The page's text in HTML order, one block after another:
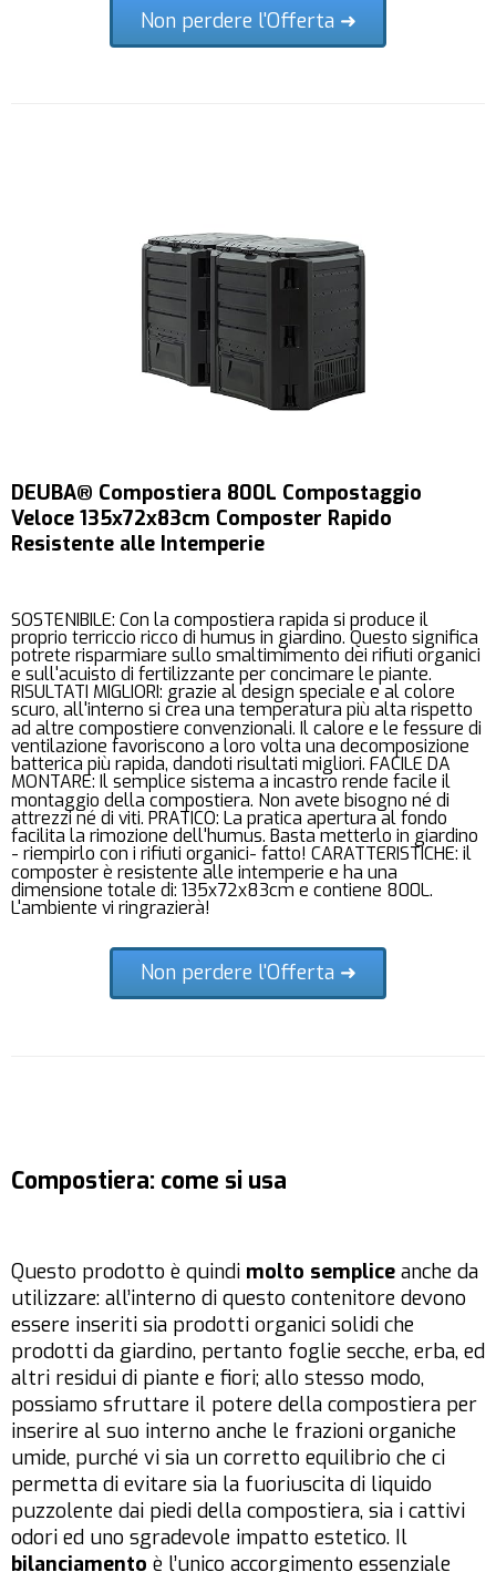
Non perdere l'Offerta ➜
DEUBA® Compostiera 800L Compostaggio
Veloce 135x72x83cm Composter Rapido
Resistente alle Intemperie
SOSTENIBILE: Con la compostiera rapida si produce il
proprio terriccio ricco di humus in giardino. Questo significa
potrete risparmiare sullo smaltimimento dei rifiuti organici
e sull'acuisto di fertilizzante per concimare le piante.
RISULTATI MIGLIORI: grazie al design speciale e al colore
scuro, all'interno si crea una temperatura più alta rispetto
ad altre compostiere convenzionali. Il calore e le fessure di
ventilazione favoriscono a loro volta una decomposizione
batterica più rapida, dandoti risultati migliori. FACILE DA
MONTARE: Il semplice sistema a incastro rende facile il
montaggio della compostiera. Non avete bisogno né di
attrezzi né di viti. PRATICO: La pratica apertura al fondo
facilita la rimozione dell'humus. Basta metterlo in giardino
- riempirlo con i rifiuti organici- fatto! CARATTERISTICHE: il
composter è resistente alle intemperie e ha una
dimensione totale di: 135x72x83cm e contiene 800L.
L'ambiente vi ringrazierà!
Non perdere l'Offerta ➜
Compostiera: come si usa
Questo prodotto è quindi molto semplice anche da
utilizzare: all’interno di questo contenitore devono
essere inseriti sia prodotti organici solidi che
prodotti da giardino, pertanto foglie secche, erba, ed
altri residui di piante e fiori; allo stesso modo,
possiamo sfruttare il potere della compostiera per
inserire al suo interno anche le frazioni organiche
umide, purché vi sia un corretto equilibrio che ci
permetta di evitare sia la fuoriuscita di liquido
puzzolente dai piedi della compostiera, sia i cattivi
odori ed uno sgradevole impatto estetico. Il
bilanciamento è l’unico accorgimento essenziale